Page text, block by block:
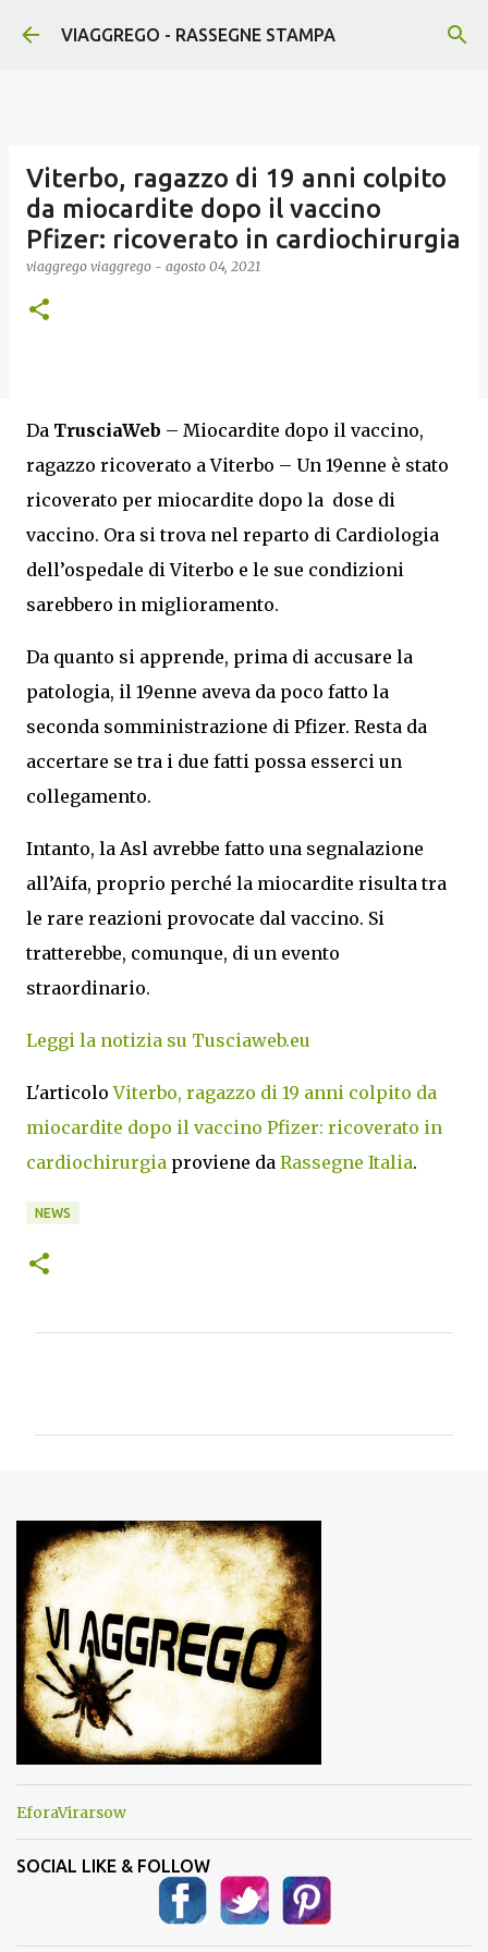
Passa ai contenuti principali
VIAGGREGO - RASSEGNE STAMPA
Viterbo, ragazzo di 19 anni colpito
da miocardite dopo il vaccino
Pfizer: ricoverato in cardiochirurgia
viaggrego viaggrego - agosto 04, 2021
Da TrusciaWeb – Miocardite dopo il vaccino,
ragazzo ricoverato a Viterbo – Un 19enne è stato
ricoverato per miocardite dopo la dose di
vaccino. Ora si trova nel reparto di Cardiologia
dell’ospedale di Viterbo e le sue condizioni
sarebbero in miglioramento.
Da quanto si apprende, prima di accusare la
patologia, il 19enne aveva da poco fatto la
seconda somministrazione di Pfizer. Resta da
accertare se tra i due fatti possa esserci un
collegamento.
Intanto, la Asl avrebbe fatto una segnalazione
all’Aifa, proprio perché la miocardite risulta tra
le rare reazioni provocate dal vaccino. Si
tratterebbe, comunque, di un evento
straordinario.
Leggi la notizia su Tusciaweb.eu
L'articoloViterbo, ragazzo di 19 anni colpito da
miocardite dopo il vaccino Pfizer: ricoverato in
cardiochirurgia proviene da Rassegne Italia.
NEWS
n
t
i
EforaVirarsow
SOCIAL LIKE & FOLLOW